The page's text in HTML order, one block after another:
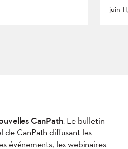
juin
CanPath, Le bulletin
CanPath diffusant les
événements, les webinaires,